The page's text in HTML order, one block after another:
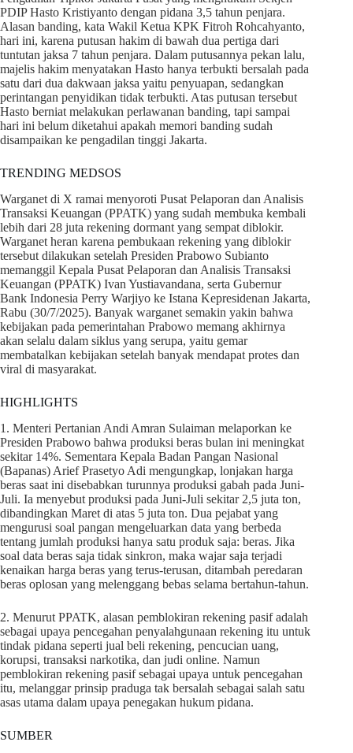
PDIP Hasto Kristiyanto dengan pidana 3,5 tahun penjara.
Alasan banding, kata Wakil Ketua KPK Fitroh Rohcahyanto,
hari ini, karena putusan hakim di bawah dua pertiga dari
tuntutan jaksa 7 tahun penjara. Dalam putusannya pekan lalu,
majelis hakim menyatakan Hasto hanya terbukti bersalah pada
satu dari dua dakwaan jaksa yaitu penyuapan, sedangkan
perintangan penyidikan tidak terbukti. Atas putusan tersebut
Hasto berniat melakukan perlawanan banding, tapi sampai
hari ini belum diketahui apakah memori banding sudah
disampaikan ke pengadilan tinggi Jakarta.
TRENDING MEDSOS
Warganet di X ramai menyoroti Pusat Pelaporan dan Analisis
Transaksi Keuangan (PPATK) yang sudah membuka kembali
lebih dari 28 juta rekening dormant yang sempat diblokir.
Warganet heran karena pembukaan rekening yang diblokir
tersebut dilakukan setelah Presiden Prabowo Subianto
memanggil Kepala Pusat Pelaporan dan Analisis Transaksi
Keuangan (PPATK) Ivan Yustiavandana, serta Gubernur
Bank Indonesia Perry Warjiyo ke Istana Kepresidenan Jakarta,
Rabu (30/7/2025). Banyak warganet semakin yakin bahwa
kebijakan pada pemerintahan Prabowo memang akhirnya
akan selalu dalam siklus yang serupa, yaitu gemar
membatalkan kebijakan setelah banyak mendapat protes dan
viral di masyarakat.
HIGHLIGHTS
1. Menteri Pertanian Andi Amran Sulaiman melaporkan ke
Presiden Prabowo bahwa produksi beras bulan ini meningkat
sekitar 14%. Sementara Kepala Badan Pangan Nasional
(Bapanas) Arief Prasetyo Adi mengungkap, lonjakan harga
beras saat ini disebabkan turunnya produksi gabah pada Juni-
Juli. Ia menyebut produksi pada Juni-Juli sekitar 2,5 juta ton,
dibandingkan Maret di atas 5 juta ton. Dua pejabat yang
mengurusi soal pangan mengeluarkan data yang berbeda
tentang jumlah produksi hanya satu produk saja: beras. Jika
soal data beras saja tidak sinkron, maka wajar saja terjadi
kenaikan harga beras yang terus-terusan, ditambah peredaran
beras oplosan yang melenggang bebas selama bertahun-tahun.
2. Menurut PPATK, alasan pemblokiran rekening pasif adalah
sebagai upaya pencegahan penyalahgunaan rekening itu untuk
tindak pidana seperti jual beli rekening, pencucian uang,
korupsi, transaksi narkotika, dan judi online. Namun
pemblokiran rekening pasif sebagai upaya untuk pencegahan
itu, melanggar prinsip praduga tak bersalah sebagai salah satu
asas utama dalam upaya penegakan hukum pidana.
SUMBER